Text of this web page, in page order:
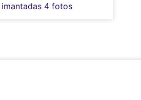
4 fotos